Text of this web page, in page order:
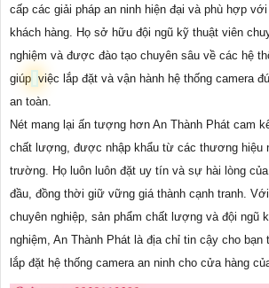
cấp các giải pháp an ninh hiện đại và phù hợp
khách hàng. Họ sở hữu đội ngũ kỹ thuật viên
nghiệm và được đào tạo chuyên sâu về các hệ
giúp việc lắp đặt và vận hành hệ thống camera
an toàn.
Nét mang lại ấn tượng hơn An Thành Phát cam
chất lượng, được nhập khẩu từ các thương hiệu
trường. Họ luôn luôn đặt uy tín và sự hài lòng
đầu, đồng thời giữ vững giá thành cạnh tranh.
chuyên nghiệp, sản phẩm chất lượng và đội ngũ
nghiệm, An Thành Phát là địa chỉ tin cậy cho
lắp đặt hệ thống camera an ninh cho cửa hàng